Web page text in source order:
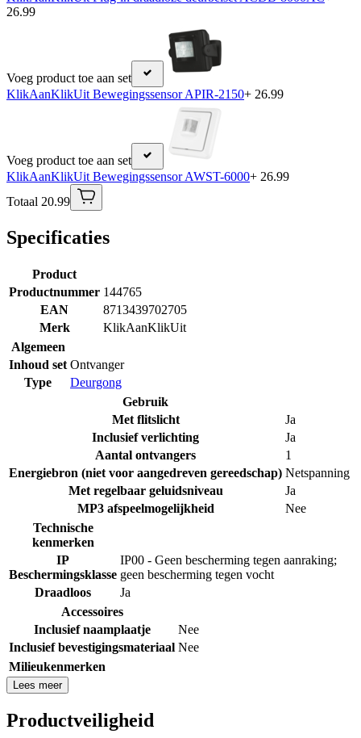
26.99
Voeg product toe aan set
KlikAanKlikUit Bewegingssensor APIR-2150+ 26.99
Voeg product toe aan set
KlikAanKlikUit Bewegingssensor AWST-6000+ 26.99
Totaal 20.99
Specificaties
Product
Productnummer 144765
EAN
8713439702705
Merk
KlikAanKlikUit
Algemeen
Inhoud set Ontvanger
Type
Deurgong
Gebruik
Met flitslicht
Ja
Inclusief verlichting
Ja
Aantal ontvangers
1
Energiebron (niet voor aangedreven gereedschap) Netspanning
Met regelbaar geluidsniveau
Ja
MP3 afspeelmogelijkheid
Nee
Technische
kenmerken
IP
Beschermingsklasse
IP00 - Geen bescherming tegen aanraking;
geen bescherming tegen vocht
Draadloos
Ja
Accessoires
Inclusief naamplaatje
Nee
Inclusief bevestigingsmateriaal Nee
Milieukenmerken
Lees meer
Productveiligheid